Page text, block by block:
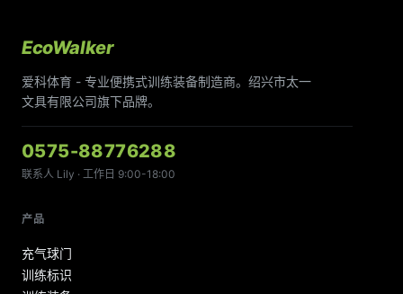
EcoWalker
爱科体育 - 专业便携式训练装备制造商。绍兴市太一
文具有限公司旗下品牌。
0575-88776288
联系人 Lily · 工作日 9:00-18:00
产品
充气球门
训练标识